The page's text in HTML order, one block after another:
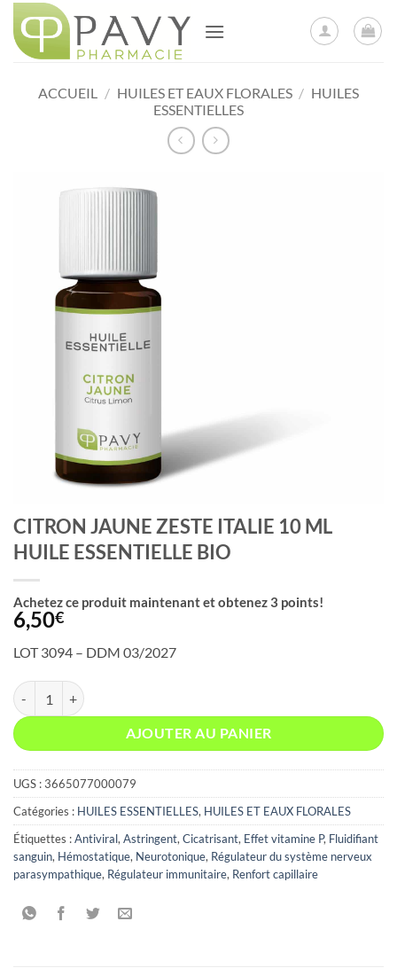
au
contenu
ACCUEIL / HUILES ET EAUX FLORALES / HUILES
ESSENTIELLES
CITRON JAUNE ZESTE ITALIE 10 ML
HUILE ESSENTIELLE BIO
Achetez ce produit maintenant et obtenez3 points!
6,50€
LOT 3094 – DDM 03/2027
quantité de CITRON JAUNE ZESTE ITALIE 10 ML HUILE
AJOUTER AU PANIER
UGS :3665077000079
Catégories : HUILES ESSENTIELLES, HUILES ET EAUX FLORALES
Étiquettes :Antiviral,Astringent,Cicatrisant, Effet vitamine P, Fluidifiant
sanguin, Hémostatique, Neurotonique, Régulateur du système nerveux
parasympathique, Régulateur immunitaire, Renfort capillaire